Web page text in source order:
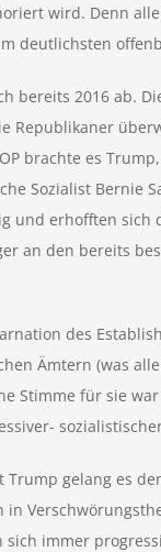
wird. Denn
deutlichsten
bereits 2016 ab.
Republikaner
brachte es
Sozialist Bernie
und erhofften sich
an den bereits
des
Ämtern (was
Stimme für sie
Trump gelang es
immer